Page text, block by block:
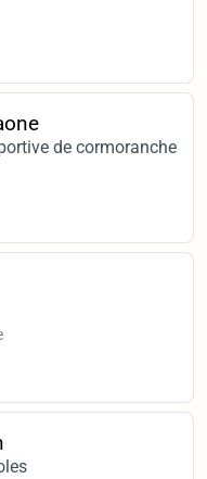
de cormoranche